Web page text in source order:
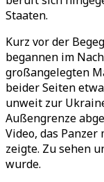
Staaten.
Kurz vor der
begannen im
großangelegten
beider Seiten
unweit zur
Außengrenze
Video, das
zeigte. Zu sehen
wurde.